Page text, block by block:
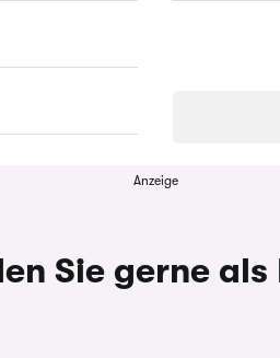
Anzeige
Sie gerne